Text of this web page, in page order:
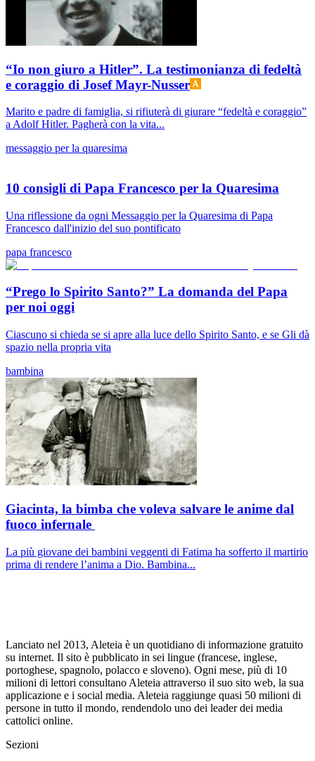
“Io non giuro a Hitler”. La testimonianza di fedeltà
e coraggio di Josef Mayr-Nusser
Marito e padre di famiglia, si rifiuterà di giurare “fedeltà e coraggio”
a Adolf Hitler. Pagherà con la vita...
messaggio per la quaresima
10 consigli di Papa Francesco per la Quaresima
Una riflessione da ogni Messaggio per la Quaresima di Papa
Francesco dall'inizio del suo pontificato
papa francesco
“Prego lo Spirito Santo?” La domanda del Papa
per noi oggi
Ciascuno si chieda se si apre alla luce dello Spirito Santo, e se Gli dà
spazio nella propria vita
bambina
Giacinta, la bimba che voleva salvare le anime dal
fuoco infernale
La più giovane dei bambini veggenti di Fatima ha sofferto il martirio
prima di rendere l’anima a Dio. Bambina...
Lanciato nel 2013, Aleteia è un quotidiano di informazione gratuito
su internet. Il sito è pubblicato in sei lingue (francese, inglese,
portoghese, spagnolo, polacco e sloveno). Ogni mese, più di 10
milioni di lettori consultano Aleteia attraverso il suo sito web, la sua
applicazione e i social media. Aleteia raggiunge quasi 50 milioni di
persone in tutto il mondo, rendendolo uno dei leader dei media
cattolici online.
Sezioni